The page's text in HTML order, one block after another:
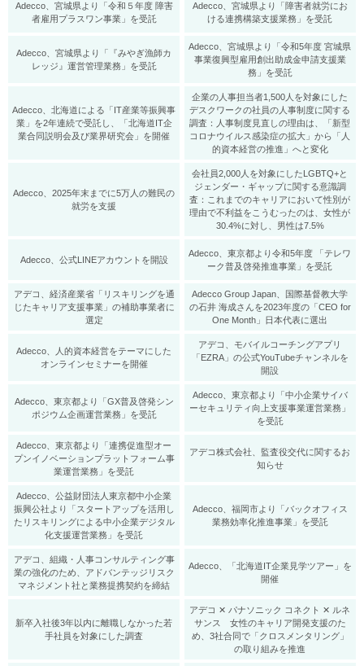
Adecco、宮城県より「令和５年度 障害
者雇用プラスワン事業」を受託
Adecco、宮城県より「障害者就労にお
ける連携構築支援業務」を受託
Adecco、宮城県より「『みやぎ漁師カ
レッジ』運営管理業務」を受託
Adecco、宮城県より「令和5年度 宮城県
事業復興型雇用創出助成金申請支援業
務」を受託
Adecco、北海道による「IT産業等振興事
業」を2年連続で受託し、「北海道IT企
業合同説明会及び業界研究会」を開催
企業の人事担当者1,500人を対象にした
デスクワークの社員の人事制度に関する
調査：人事制度見直しの理由は、「新型
コロナウイルス感染症の拡大」から「人
的資本経営の推進」へと変化
Adecco、2025年末までに5万人の難民の
就労を支援
会社員2,000人を対象にしたLGBTQ+と
ジェンダー・ギャップに関する意識調
査：これまでのキャリアにおいて性別が
理由で不利益をこうむったのは、女性が
30.4%に対し、男性は7.5%
Adecco、公式LINEアカウントを開設
Adecco、東京都より令和5年度 「テレワ
ーク普及啓発推進事業」を受託
アデコ、経済産業省「リスキリングを通
じたキャリア支援事業」の補助事業者に
選定
Adecco Group Japan、国際基督教大学
の石井 海成さんを2023年度の「CEO for
One Month」日本代表に選出
Adecco、人的資本経営をテーマにした
オンラインセミナーを開催
アデコ、モバイルコーチングアプリ
「EZRA」の公式YouTubeチャンネルを
開設
Adecco、東京都より「GX普及啓発シン
ポジウム企画運営業務」を受託
Adecco、東京都より「中小企業サイバ
ーセキュリティ向上支援事業運営業務」
を受託
Adecco、東京都より「連携促進型オー
プンイノベーションプラットフォーム事
業運営業務」を受託
アデコ株式会社、監査役交代に関するお
知らせ
Adecco、公益財団法人東京都中小企業
振興公社より「スタートアップを活用し
たリスキリングによる中小企業デジタル
化支援運営業務」を受託
Adecco、福岡市より「バックオフィス
業務効率化推進事業」を受託
アデコ、組織・人事コンサルティング事
業の強化のため、アドバンテッジリスク
マネジメント社と業務提携契約を締結
Adecco、「北海道IT企業見学ツアー」を
開催
新卒入社後3年以内に離職しなかった若
手社員を対象にした調査
アデコ ✕ パナソニック コネクト ✕ ルネ
サンス 女性のキャリア開発支援のた
め、3社合同で「クロスメンタリング」
の取り組みを推進